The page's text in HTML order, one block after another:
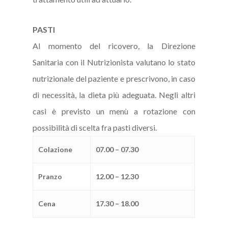
PASTI
Al momento del ricovero, la Direzione
Sanitaria con il Nutrizionista valutano lo stato
nutrizionale del paziente e prescrivono, in caso
di necessità, la dieta più adeguata. Negli altri
casi è previsto un menù a rotazione con
possibilità di scelta fra pasti diversi.
Colazione 07.00 – 07.30
Pranzo 12.00 – 12.30
Cena 17.30 – 18.00